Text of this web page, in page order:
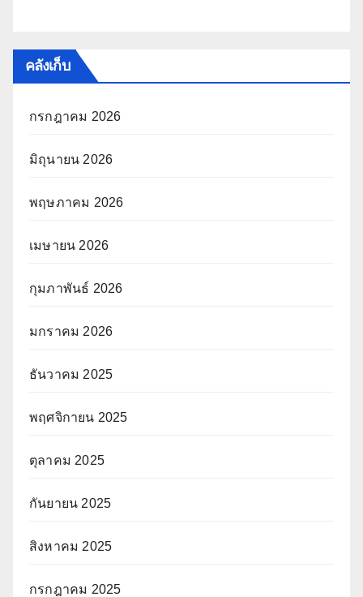
คลังเก็บ
กรกฎาคม 2026
มิถุนายน 2026
พฤษภาคม 2026
เมษายน 2026
กุมภาพันธ์ 2026
มกราคม 2026
ธันวาคม 2025
พฤศจิกายน 2025
ตุลาคม 2025
กันยายน 2025
สิงหาคม 2025
กรกฎาคม 2025